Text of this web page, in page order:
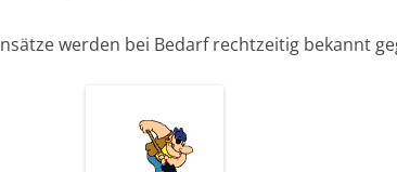
werden bei Bedarf rechtzeitig bekannt